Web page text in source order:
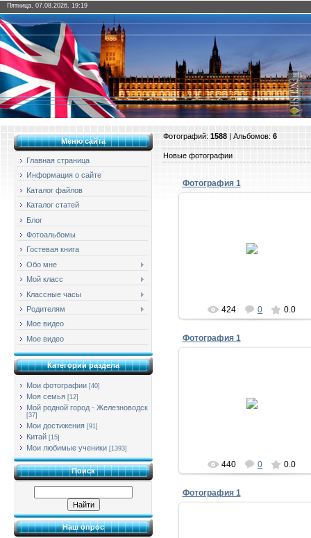
Пятница, 07.08.2026, 19:19
Меню сайта
Главная страница
Информация о сайте
Каталог файлов
Каталог статей
Блог
Фотоальбомы
Гостевая книга
Обо мне
Мой класс
Классные часы
Родителям
Мое видео
Мое видео
Категории раздела
Мои фотографии [40]
Моя семья [12]
Мой родной город - Железноводск
[37]
Мои достижения [91]
Китай [15]
Мои любимые ученики [1393]
Поиск
Наш опрос
Фотографий: 1588 | Альбомов: 6
Новые фотографии
Фотография 1
424 0 0.0
Фотография 1
440 0 0.0
Фотография 1